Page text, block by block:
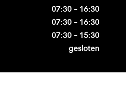
07:30 - 16:30
07:30 - 16:30
07:30 - 15:30
gesloten